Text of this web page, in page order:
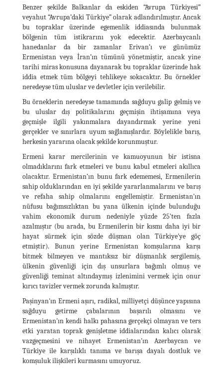
Benzer şekilde Balkanlar da eskiden “Avrupa Türkiyesi”
veyahut “Avrupa’daki Türkiye” olarak adlandırılmıştır. Ancak
bu topraklar üzerinde egemenlik iddiasında bulunmak
bölgenin tüm istikrarını yok edecektir. Azerbaycanlı
hanedanlar da bir zamanlar Erivan’ı ve günümüz
Ermenistan veya İran’ın tümünü yönetmiştir, ancak yine
tarihi miras konusuna dayanarak bu topraklar üzerinde hak
iddia etmek tüm bölgeyi tehlikeye sokacaktır. Bu örnekler
neredeyse tüm uluslar ve devletler için verilebilir.
Bu örneklerin neredeyse tamamında sağduyu galip gelmiş ve
bu uluslar dış politikalarını geçmişin ihtişamına veya
geçmişle ilgili yakınmalara dayandırmak yerine yeni
gerçekler ve sınırlara uyum sağlamışlardır. Böylelikle barış,
herkesin yararına olacak şekilde korunmuştur.
Ermeni karar mercilerinin ve kamuoyunun bir istisna
olmadıklarını fark etmeleri ve bunu kabul etmeleri akıllıca
olacaktır. Ermenistan’ın bunu fark edememesi, Ermenilerin
sahip olduklarından en iyi şekilde yararlanmalarını ve barış
ve refaha sahip olmalarını engellemiştir. Ermenistan'ın
nüfusu bağımsızlıktan bu yana ülkenin içinde bulunduğu
vahim ekonomik durum nedeniyle yüzde 25'ten fazla
azalmıştır (bu arada, bu Ermenilerin bir kısmı daha iyi bir
hayat sürmek için sözde düşman olan Türkiye'ye göç
etmiştir). Bunun yerine Ermenistan komşularına karşı
bitmek bilmeyen ve mantıksız bir düşmanlık sergilemiş,
ülkenin güvenliği için dış unsurlara bağımlı olmuş ve
güvenliği teminat altındaymış izlenimini vermek için onur
kırıcı tavizler vermek zorunda kalmıştır.
Paşinyan'ın Ermeni aşırı, radikal, milliyetçi düşünce yapısına
sağduyu getirme çabalarının başarılı olmasını ve
Ermenistan'ın kendi halkı pahasına gerçekçi olmayan ve ters
etki yaratan toprak genişletme iddialarından kalıcı olarak
vazgeçmesini ve nihayet Ermenistan'ın Azerbaycan ve
Türkiye ile karşılıklı tanıma ve barışa dayalı dostluk ve
komşuluk ilişkileri kurmasını umuyoruz.